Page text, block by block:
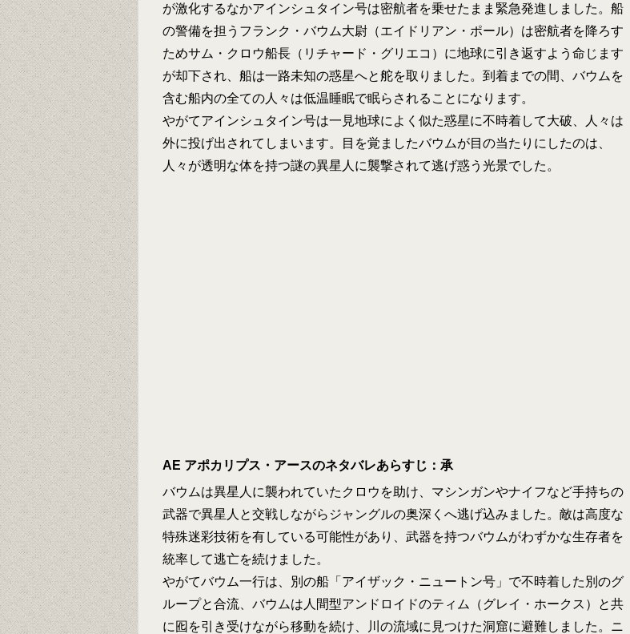
が激化するなかアインシュタイン号は密航者を乗せたまま緊急発進しました。船
の警備を担うフランク・バウム大尉（エイドリアン・ポール）は密航者を降ろす
ためサム・クロウ船長（リチャード・グリエコ）に地球に引き返すよう命じます
が却下され、船は一路未知の惑星へと舵を取りました。到着までの間、バウムを
含む船内の全ての人々は低温睡眠で眠らされることになります。
やがてアインシュタイン号は一見地球によく似た惑星に不時着して大破、人々は
外に投げ出されてしまいます。目を覚ましたバウムが目の当たりにしたのは、
人々が透明な体を持つ謎の異星人に襲撃されて逃げ惑う光景でした。
AE アポカリプス・アースのネタバレあらすじ：承
バウムは異星人に襲われていたクロウを助け、マシンガンやナイフなど手持ちの
武器で異星人と交戦しながらジャングルの奥深くへ逃げ込みました。敵は高度な
特殊迷彩技術を有している可能性があり、武器を持つバウムがわずかな生存者を
統率して逃亡を続けました。
やがてバウム一行は、別の船「アイザック・ニュートン号」で不時着した別のグ
ループと合流、バウムは人間型アンドロイドのティム（グレイ・ホークス）と共
に囮を引き受けながら移動を続け、川の流域に見つけた洞窟に避難しました。ニ